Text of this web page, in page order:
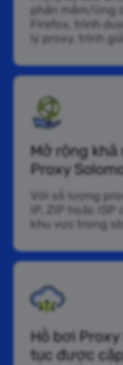
phần mềm/ứng
Firefox, trình
lý proxy, trình giả
Mở rộng
Proxy
Với số lượng
IP, ZIP hoặc
khu vực trong
Hồ bơi
tục được